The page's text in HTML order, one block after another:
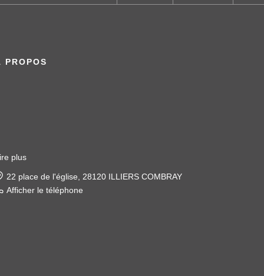
PROPOS
plus
22 place de l'église, 28120 ILLIERS COMBRAY
Afficher le téléphone